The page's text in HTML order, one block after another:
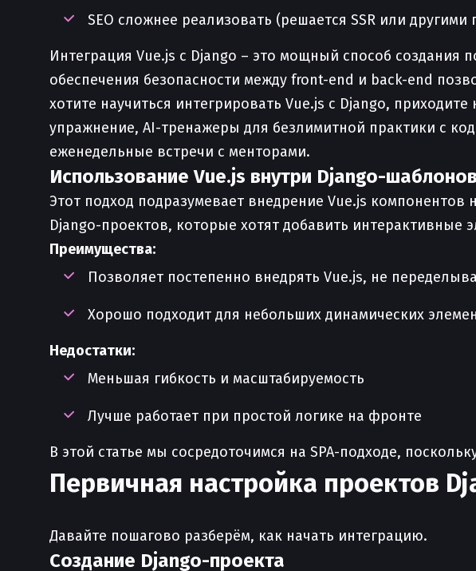
SEO сложнее реализовать (решается SSR или другими
Интеграция Vue.js с Django – это мощный способ
обеспечения безопасности между front-end и back-end
хотите научиться интегрировать Vue.js с Django,
упражнение, AI-тренажеры для безлимитной практики с
еженедельные встречи с менторами.
Использование Vue.js внутри Django-шаблонов
Этот подход подразумевает внедрение Vue.js
Django-проектов, которые хотят добавить
Преимущества:
Позволяет постепенно внедрять Vue.js, не
Хорошо подходит для небольших динамических
Недостатки:
Меньшая гибкость и масштабируемость
Лучше работает при простой логике на фронте
В этой статье мы сосредоточимся на SPA-подходе,
Первичная настройка проектов
Давайте пошагово разберём, как начать интеграцию.
Создание Django-проекта